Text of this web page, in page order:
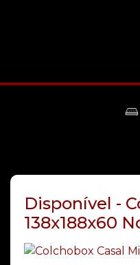
Disponível -
138x188x60